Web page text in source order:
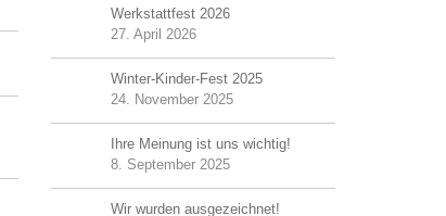
Werkstattfest 2026
27. April 2026
Winter-Kinder-Fest 2025
24. November 2025
Ihre Meinung ist uns wichtig!
8. September 2025
Wir wurden ausgezeichnet!